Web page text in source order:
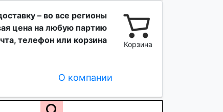
– во все регионы
цена на любую партию
телефон или корзина
Корзина
О компании